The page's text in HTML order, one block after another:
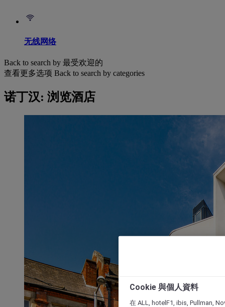
无线网络
Back to search by 最受欢迎的
查看更多选项 Back to search by categories
诺丁汉: 浏览酒店
Cookie 與個人資料
在 ALL, hotelF1, ibis, Pullman,